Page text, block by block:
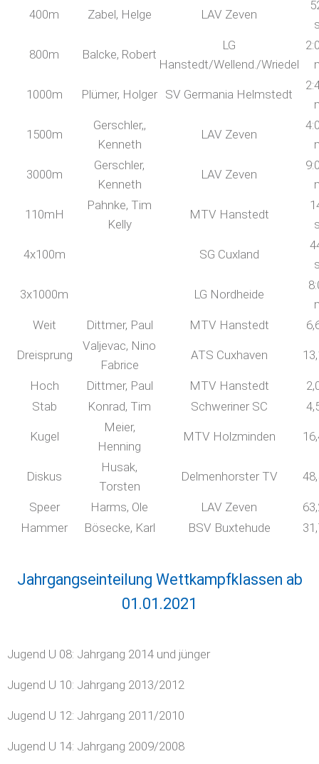
400m Zabel, Helge LAV Zeven
800m Balcke, Robert
LG
Hanstedt/Wellend./Wriedel
1000m Plümer, Holger SV Germania Helmstedt
1500m
Gerschler,,
Kenneth
LAV Zeven
3000m
Gerschler,
Kenneth
LAV Zeven
110mH
Pahnke, Tim
Kelly
MTV Hanstedt
4x100m SG Cuxland
3x1000m LG Nordheide
Weit
Dittmer, Paul MTV Hanstedt
Dreisprung
Valjevac, Nino
Fabrice
ATS Cuxhaven
Hoch Dittmer, Paul MTV Hanstedt
Stab
Konrad, Tim Schweriner SC
Kugel
Meier,
Henning
MTV Holzminden
Diskus
Husak,
Torsten
Delmenhorster TV
Speer Harms, Ole LAV Zeven
Hammer
Bösecke, Karl BSV Buxtehude
Jahrgangseinteilung Wettkampfklassen ab
01.01.2021
Jugend U 08: Jahrgang 2014 und jünger
Jugend U 10: Jahrgang 2013/2012
Jugend U 12: Jahrgang 2011/2010
Jugend U 14: Jahrgang 2009/2008